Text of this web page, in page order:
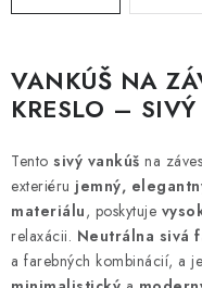
SKRIŇA NA TOPANKY
FAQ - NAJČASTEJŠIE
Kontakty
VANKÚŠ NA
KRESLO – SIVÝ
Tento sivý vankúš na
exteriéru jemný,
materiálu, poskytuje
relaxácii. Neutrálna sivá
a farebných kombinácií, a